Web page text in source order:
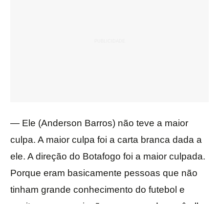
— Ele (Anderson Barros) não teve a maior
culpa. A maior culpa foi a carta branca dada a
ele. A direção do Botafogo foi a maior culpada.
Porque eram basicamente pessoas que não
tinham grande conhecimento do futebol e